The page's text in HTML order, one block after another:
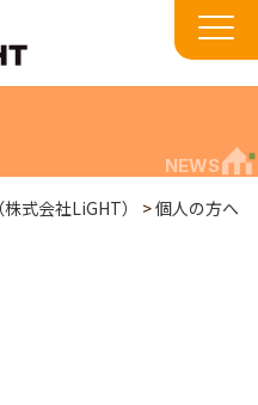
NEWS
式会社LiGHT） >個人の方へ